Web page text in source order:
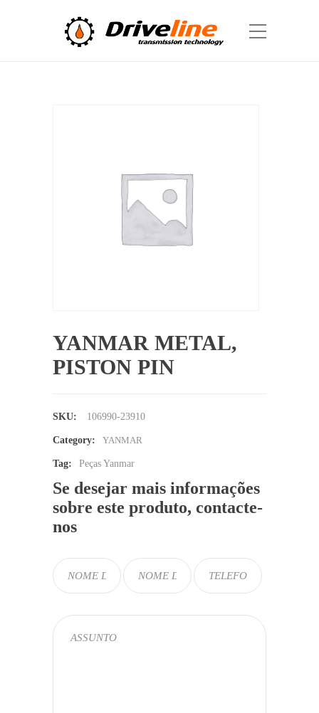
YANMAR METAL,
PISTON PIN
SKU: 106990-23910
Category: YANMAR
Tag: Peças Yanmar
Se desejar mais informações
sobre este produto, contacte-
nos